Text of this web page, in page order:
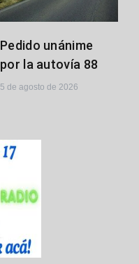
Pedido unánime
por la autovía 88
5 de agosto de 2026